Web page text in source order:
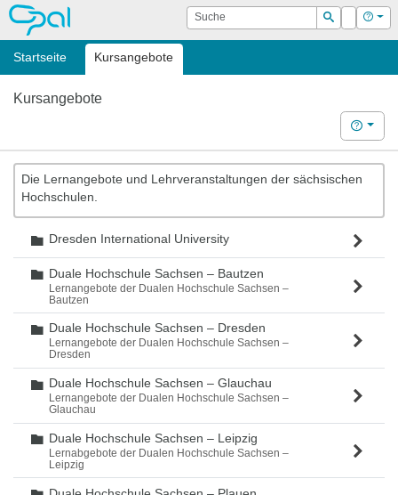
OPAL Suche
Suchen
Login Hilfe
Startseite Kursangebote
Kursangebote
Hilfe
Die Lernangebote und Lehrveranstaltungen der sächsischen
Hochschulen.
Ordner
Dresden International University
Ordner
Duale Hochschule Sachsen – Bautzen
Lernangebote der Dualen Hochschule Sachsen –
Bautzen
Ordner
Duale Hochschule Sachsen – Dresden
Lernangebote der Dualen Hochschule Sachsen –
Dresden
Ordner
Duale Hochschule Sachsen – Glauchau
Lernangebote der Dualen Hochschule Sachsen –
Glauchau
Ordner
Duale Hochschule Sachsen – Leipzig
Lernabgebote der Dualen Hochschule Sachsen –
Leipzig